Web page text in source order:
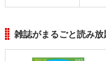
雑誌がまるごと読み放